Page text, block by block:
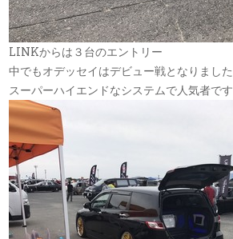
LINKからは３台のエントリー
中でもオデッセイはデビュー戦となりました
スーパーハイエンドなシステムで人気者です